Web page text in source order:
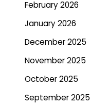
February 2026
January 2026
December 2025
November 2025
October 2025
September 2025